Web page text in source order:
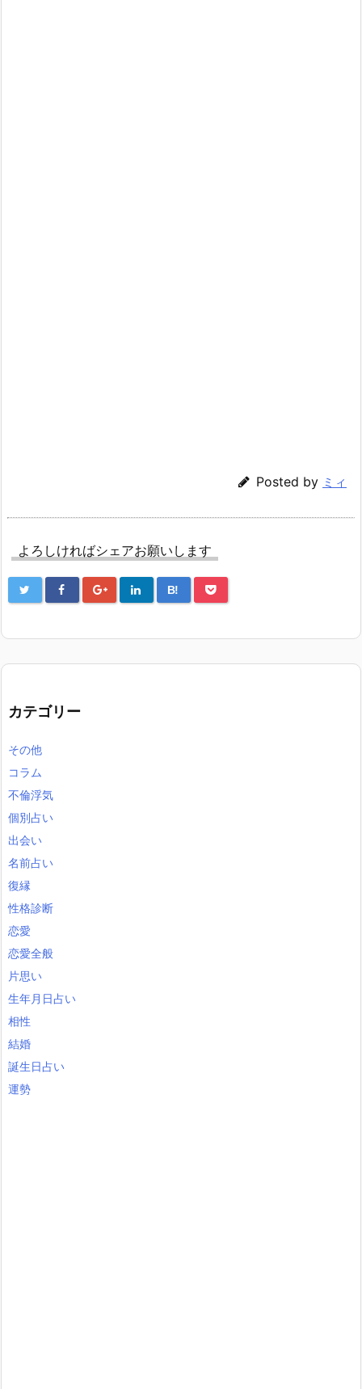
Posted by ミィ
よろしければシェアお願いします
B!
カテゴリー
その他
コラム
不倫浮気
個別占い
出会い
名前占い
復縁
性格診断
恋愛
恋愛全般
片思い
生年月日占い
相性
結婚
誕生日占い
運勢